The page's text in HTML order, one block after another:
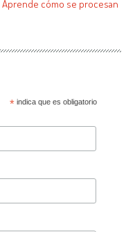
Aprende cómo se procesan
*indica que es obligatorio